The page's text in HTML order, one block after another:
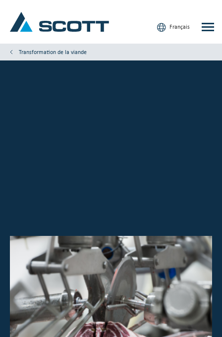
Français
Page Investisseurs
À propos de Scott
Carrières
Informations & Événements
Transformation de la viande